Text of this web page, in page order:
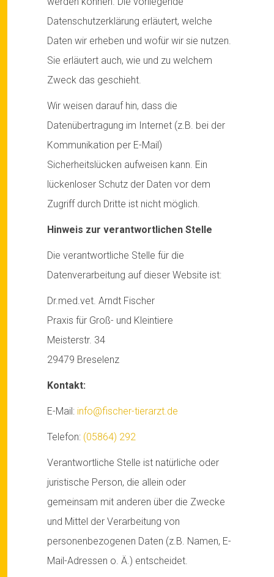
Datenschutzerklärung erläutert, welche
Daten wir erheben und wofür wir sie nutzen.
Sie erläutert auch, wie und zu welchem
Zweck das geschieht.
Wir weisen darauf hin, dass die
Datenübertragung im Internet (z.B. bei der
Kommunikation per E-Mail)
Sicherheitslücken aufweisen kann. Ein
lückenloser Schutz der Daten vor dem
Zugriff durch Dritte ist nicht möglich.
Hinweis zur verantwortlichen Stelle
Die verantwortliche Stelle für die
Datenverarbeitung auf dieser Website ist:
Dr.med.vet. Arndt Fischer
Praxis für Groß- und Kleintiere
Meisterstr. 34
29479 Breselenz
Kontakt:
E-Mail: info@fischer-tierarzt.de
Telefon: (05864) 292
Verantwortliche Stelle ist natürliche oder
juristische Person, die allein oder
gemeinsam mit anderen über die Zwecke
und Mittel der Verarbeitung von
personenbezogenen Daten (z.B. Namen, E-
Mail-Adressen o. Ä.) entscheidet.